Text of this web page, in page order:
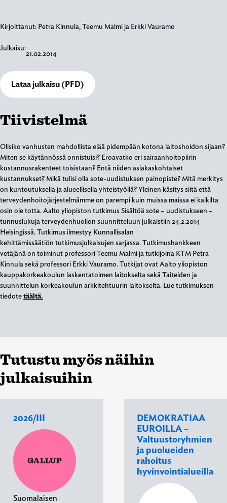
Kirjoittanut: Petra Kinnula, Teemu Malmi ja Erkki Vauramo
Julkaisu:
21.02.2014
Lataa julkaisu (PFD)
Tiivistelmä
Olisiko vanhusten mahdollista elää pidempään kotona laitoshoidon sijaan?
Miten se käytännössä onnistuisi? Eroavatko eri sairaanhoitopiirin
kustannusrakenteet toisistaan? Entä niiden asiakaskohtaiset
kustannukset? Mikä tulisi olla sote-uudistuksen painopiste? Mitä merkitys
on kuntoutuksella ja alueellisella yhteistyöllä? Yleinen käsitys siitä että
terveydenhoitojärjestelmämme on parempi kuin muissa maissa ei kaikilta
osin ole totta. Aalto yliopiston tutkimus Sisältöä sote – uudistukseen –
tunnuslukuja terveydenhuollon suunnitteluun julkaistiin 24.2.2014
Helsingissä. Tutkimus ilmestyy Kunnallisalan
kehittämissäätiön tutkimusjulkaisujen sarjassa. Tutkimushankkeen
vetäjänä on toiminut professori Teemu Malmi ja tutkijoina KTM Petra
Kinnula sekä professori Erkki Vauramo. Tutkijat ovat Aalto yliopiston
kauppakorkeakoulun laskentatoimen laitokselta sekä Taiteiden ja
suunnittelun korkeakoulun arkkitehtuurin laitokselta. Lue tutkimuksen
tiedotetäältä.
Tutustu myös näihin
julkaisuihin
2026/III
GALLUP
Suomalaisen
DEMOKRATIAA
EUROILLA –
Valtuustoryhmien
ja puolueiden
rahoitus
hyvinvointialueilla